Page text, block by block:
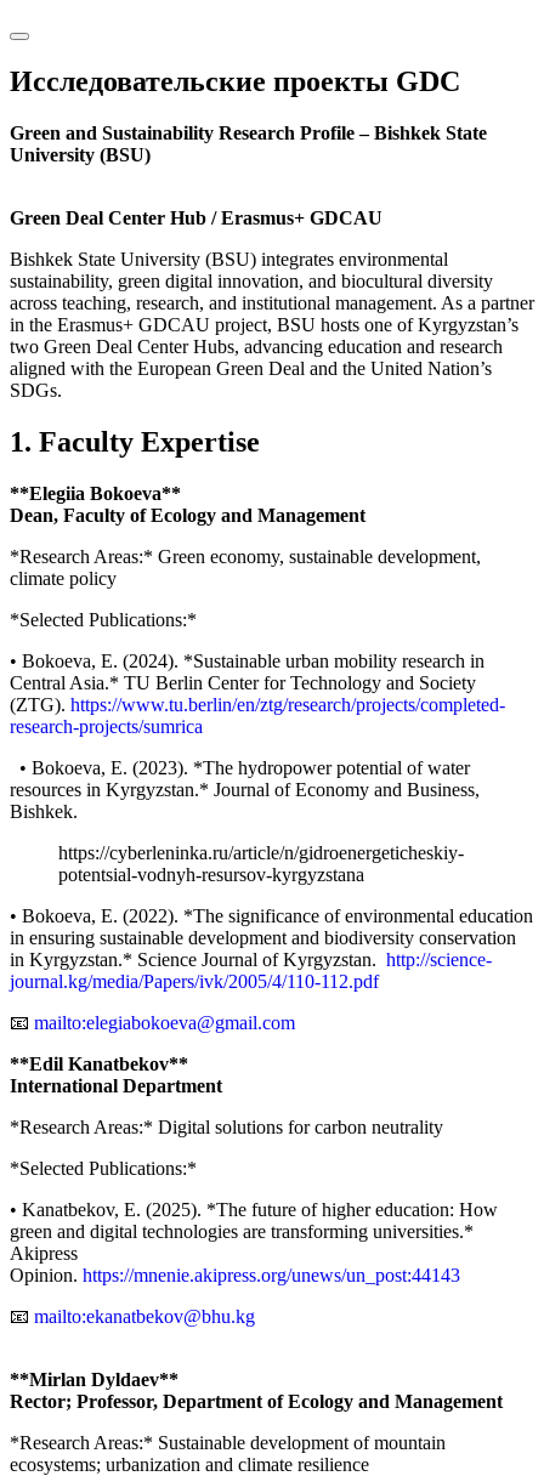
Исследовательские проекты GDC
Green and Sustainability Research Profile – Bishkek State
University (BSU)
Green Deal Center Hub / Erasmus+ GDCAU
Bishkek State University (BSU) integrates environmental
sustainability, green digital innovation, and biocultural diversity
across teaching, research, and institutional management. As a partner
in the Erasmus+ GDCAU project, BSU hosts one of Kyrgyzstan’s
two Green Deal Center Hubs, advancing education and research
aligned with the European Green Deal and the United Nation’s
SDGs.
1. Faculty Expertise
**Elegiia Bokoeva**
Dean, Faculty of Ecology and Management
*Research Areas:* Green economy, sustainable development,
climate policy
*Selected Publications:*
• Bokoeva, E. (2024). *Sustainable urban mobility research in
Central Asia.* TU Berlin Center for Technology and Society
(ZTG). https://www.tu.berlin/en/ztg/research/projects/completed-
research-projects/sumrica
• Bokoeva, E. (2023). *The hydropower potential of water
resources in Kyrgyzstan.* Journal of Economy and Business,
Bishkek.
https://cyberleninka.ru/article/n/gidroenergeticheskiy-
potentsial-vodnyh-resursov-kyrgyzstana
• Bokoeva, E. (2022). *The significance of environmental education
in ensuring sustainable development and biodiversity conservation
in Kyrgyzstan.* Science Journal of Kyrgyzstan. http://science-
journal.kg/media/Papers/ivk/2005/4/110-112.pdf
📧 mailto:elegiabokoeva@gmail.com
**Edil Kanatbekov**
International Department
*Research Areas:* Digital solutions for carbon neutrality
*Selected Publications:*
• Kanatbekov, E. (2025). *The future of higher education: How
green and digital technologies are transforming universities.*
Akipress
Opinion. https://mnenie.akipress.org/unews/un_post:44143
📧 mailto:ekanatbekov@bhu.kg
**Mirlan Dyldaev**
Rector; Professor, Department of Ecology and Management
*Research Areas:* Sustainable development of mountain
ecosystems; urbanization and climate resilience